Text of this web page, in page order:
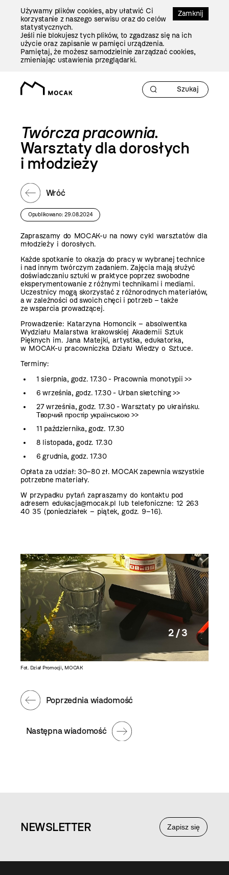
Zamknij
Używamy plików cookies, aby ułatwić Ci
korzystanie z naszego serwisu oraz do celów
statystycznych.
Jeśli nie blokujesz tych plików, to zgadzasz się na ich
użycie oraz zapisanie w pamięci urządzenia.
Pamiętaj, że możesz samodzielnie zarządzać cookies,
zmieniając ustawienia przeglądarki.
Twórcza pracownia.
Warsztaty dla dorosłych
i młodzieży
Wróć
Opublikowano: 29.08.2024
Zapraszamy do MOCAK-u na nowy cykl warsztatówdla
młodzieży i dorosłych.
Każde spotkanie to okazja do pracy w wybranej technice
i nad innym twórczym zadaniem. Zajęcia mają służyć
doświadczaniu sztuki w praktyce poprzez swobodne
eksperymentowanie z różnymi technikami i mediami.
Uczestnicy mogą skorzystać z różnorodnych materiałów,
a w zależności od swoich chęci i potrzeb – także
ze wsparcia prowadzącej.
Prowadzenie: Katarzyna Homoncik – absolwentka
Wydziału Malarstwa krakowskiej Akademii Sztuk
Pięknych im. Jana Matejki, artystka, edukatorka,
w MOCAK-u pracowniczka Działu Wiedzy o Sztuce.
Terminy:
1 sierpnia, godz. 17.30 - Pracownia monotypii >>
6 września, godz. 17.30 - Urban sketching >>
27 września, godz. 17.30 - Warsztaty po ukraińsku.
Творчий простір українською >>
11 października, godz. 17.30
8 listopada, godz. 17.30
6 grudnia, godz. 17.30
Opłata za udział: 30–80 zł. MOCAK zapewnia wszystkie
potrzebne materiały.
W przypadku pytań zapraszamy do kontaktu pod
adresem edukacja@mocak.pl lub telefoniczne: 12 263
40 35 (poniedziałek – piątek, godz. 9–16).
Fot. Dział Promocji, MOCAK
2 / 3
Następna wiadomość
Poprzednia wiadomość
Zapisz się
NEWSLETTER